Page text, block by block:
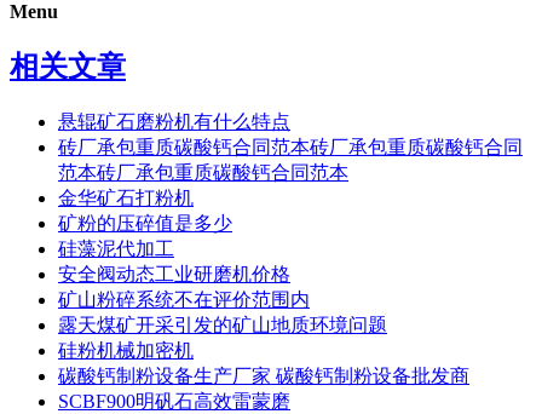
Menu
相关文章
悬辊矿石磨粉机有什么特点
砖厂承包重质碳酸钙合同范本砖厂承包重质碳酸钙合同
范本砖厂承包重质碳酸钙合同范本
金华矿石打粉机
矿粉的压碎值是多少
硅藻泥代加工
安全阀动态工业研磨机价格
矿山粉碎系统不在评价范围内
露天煤矿开采引发的矿山地质环境问题
硅粉机械加密机
碳酸钙制粉设备生产厂家 碳酸钙制粉设备批发商
SCBF900明矾石高效雷蒙磨